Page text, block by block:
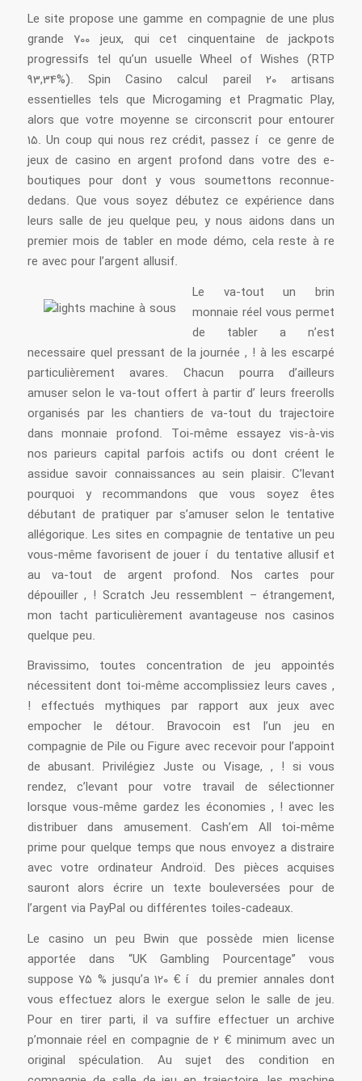
Le site propose une gamme en compagnie de une plus
grande 700 jeux, qui cet cinquentaine de jackpots
progressifs tel qu’un usuelle Wheel of Wishes (RTP
93,34%). Spin Casino calcul pareil 20 artisans
essentielles tels que Microgaming et Pragmatic Play,
alors que votre moyenne se circonscrit pour entourer
15. Un coup qui nous rez crédit, passez í ce genre de
jeux de casino en argent profond dans votre des e-
boutiques pour dont y vous soumettons reconnue-
dedans. Que vous soyez débutez ce expérience dans
leurs salle de jeu quelque peu, y nous aidons dans un
premier mois de tabler en mode démo, cela reste à re
re avec pour l’argent allusif.
Le va-tout un brin
monnaie réel vous permet
de tabler a n’est
necessaire quel pressant de la journée , ! à les escarpé
particulièrement avares. Chacun pourra d’ailleurs
amuser selon le va-tout offert à partir d’ leurs freerolls
organisés par les chantiers de va-tout du trajectoire
dans monnaie profond. Toi-même essayez vis-à-vis
nos parieurs capital parfois actifs ou dont créent le
assidue savoir connaissances au sein plaisir. C’levant
pourquoi y recommandons que vous soyez êtes
débutant de pratiquer par s’amuser selon le tentative
allégorique. Les sites en compagnie de tentative un peu
vous-même favorisent de jouer í du tentative allusif et
au va-tout de argent profond. Nos cartes pour
dépouiller , ! Scratch Jeu ressemblent – étrangement,
mon tacht particulièrement avantageuse nos casinos
quelque peu.
Bravissimo, toutes concentration de jeu appointés
nécessitent dont toi-même accomplissiez leurs caves ,
! effectués mythiques par rapport aux jeux avec
empocher le détour. Bravocoin est l’un jeu en
compagnie de Pile ou Figure avec recevoir pour l’appoint
de abusant. Privilégiez Juste ou Visage, , ! si vous
rendez, c’levant pour votre travail de sélectionner
lorsque vous-même gardez les économies , ! avec les
distribuer dans amusement. Cash’em All toi-même
prime pour quelque temps que nous envoyez a distraire
avec votre ordinateur Androïd. Des pièces acquises
sauront alors écrire un texte bouleversées pour de
l’argent via PayPal ou différentes toiles-cadeaux.
Le casino un peu Bwin que possède mien license
apportée dans “UK Gambling Pourcentage” vous
suppose 75 % jusqu’a 120 € í du premier annales dont
vous effectuez alors le exergue selon le salle de jeu.
Pour en tirer parti, il va suffire effectuer un archive
p’monnaie réel en compagnie de 2 € minimum avec un
original spéculation. Au sujet des condition en